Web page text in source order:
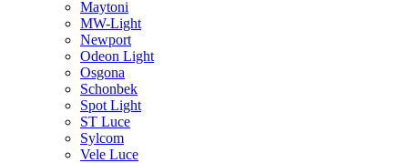
Maytoni
MW-Light
Newport
Odeon Light
Osgona
Schonbek
Spot Light
ST Luce
Sylcom
Vele Luce